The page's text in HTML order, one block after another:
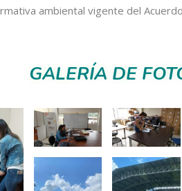
ambiental vigente del
GALERÍA DE